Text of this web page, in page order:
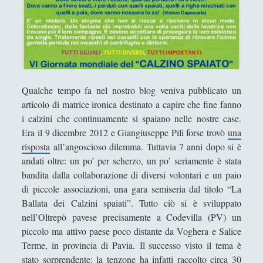
► Antologia(4)
► Filosofia(799)
► Saggi (72)
► Scienza(84)
► Storia (144)
► Libri Recensiti(441)
► Random(28)
► Ironia(7)
►
► Attualità (12)
► Azione Filosofica(4)
► Cinema e Serie(15)
Qualche tempo fa nel nostro blog veniva pubblicato un
articolo di matrice ironica destinato a capire che fine fanno
i calzini che continuamente si spaiano nelle nostre case.
Era il 9 dicembre 2012 e Giangiuseppe Pili forse trovò una
risposta all’angoscioso dilemma. Tuttavia 7 anni dopo si è
andati oltre: un po’ per scherzo, un po’ seriamente è stata
bandita dalla collaborazione di diversi volontari e un paio
di piccole associazioni, una gara semiseria dal titolo “La
Ballata dei Calzini spaiati”. Tutto ciò si è sviluppato
nell’Oltrepò pavese precisamente a Codevilla (PV) un
piccolo ma attivo paese poco distante da Voghera e Salice
Terme, in provincia di Pavia. Il successo visto il tema è
stato sorprendente: la tenzone ha infatti raccolto circa 30